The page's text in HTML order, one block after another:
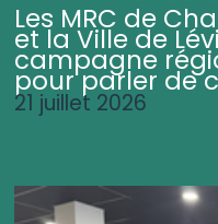
Les MRC de
et la Ville de
campagne
pour parler de
21 juillet 2026